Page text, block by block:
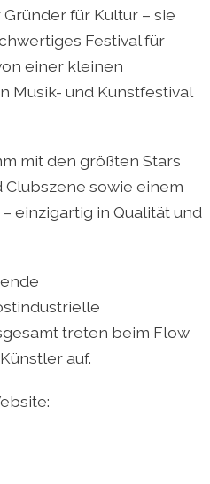
für Kultur – sie
Festival für
einer kleinen
Musik- und Kunstfestival
mit den größten Stars
sowie einem
einzigartig in Qualität und
treten beim Flow
auf.